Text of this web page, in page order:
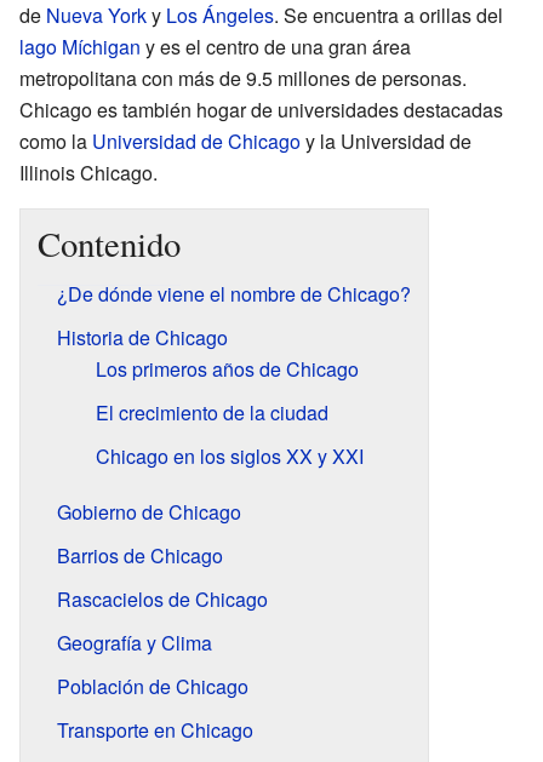
de Nueva Yorky Los Ángeles. Se encuentra a orillas del
lago Míchigan y es el centro de una gran área
metropolitana con más de 9.5 millones de personas.
Chicago es también hogar de universidades destacadas
como la Universidad de Chicagoy la Universidad de
Illinois Chicago.
Contenido
¿De dónde viene el nombre de Chicago?
Historia de Chicago
Los primeros años de Chicago
El crecimiento de la ciudad
Chicago en los siglos XX y XXI
Gobierno de Chicago
Barrios de Chicago
Rascacielos de Chicago
Geografía y Clima
Población de Chicago
Transporte en Chicago